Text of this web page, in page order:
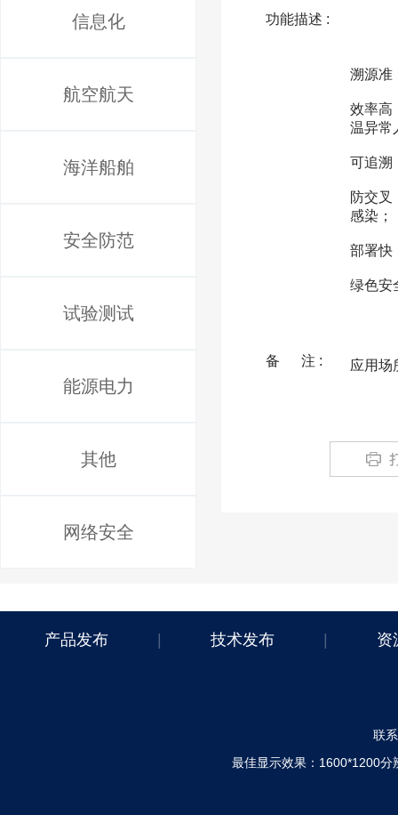
信息化
航空航天
海洋船舶
安全防范
试验测试
能源电力
其他
网络安全
功能描述 :
溯源准
效率高
温异常
可追溯
防交叉
感染；
部署快
绿色安
备 注 : 应用场
产品发布 技术发布 资
联
最佳显示效果：1600*1200